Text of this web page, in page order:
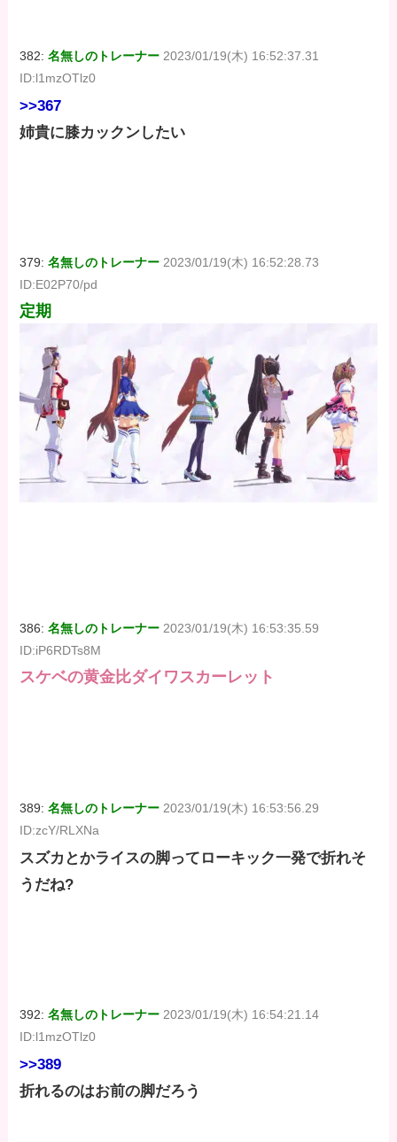
382:名無しのトレーナー 2023/01/19(木) 16:52:37.31
ID:l1mzOTlz0
>>367
姉貴に膝カックンしたい
379:名無しのトレーナー 2023/01/19(木) 16:52:28.73
ID:E02P70/pd
定期
386:名無しのトレーナー 2023/01/19(木) 16:53:35.59
ID:iP6RDTs8M
スケベの黄金比ダイワスカーレット
389:名無しのトレーナー 2023/01/19(木) 16:53:56.29
ID:zcY/RLXNa
スズカとかライスの脚ってローキック一発で折れそ
うだね?
392:名無しのトレーナー 2023/01/19(木) 16:54:21.14
ID:l1mzOTlz0
>>389
折れるのはお前の脚だろう